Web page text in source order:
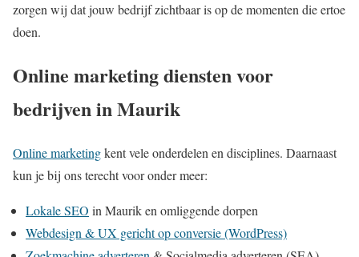
zorgen wij dat jouw bedrijf zichtbaar is op de momenten die ertoe
doen.
Online marketing diensten voor
bedrijven in Maurik
Online marketingkent vele onderdelen en disciplines. Daarnaast
kun je bij ons terecht voor onder meer:
Lokale SEO in Maurik en omliggende dorpen
Webdesign & UX gericht op conversie (WordPress)